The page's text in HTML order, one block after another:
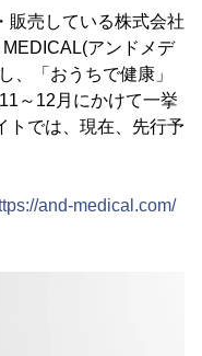
販売している株式会社
アンドメデ
、「おうちで健康」
～12月にかけて一挙
トでは、現在、先行予
and-medical.com/